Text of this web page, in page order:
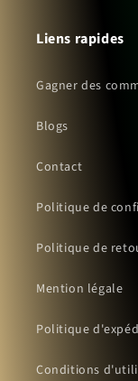
Liens rapides
Gagner des
Blogs
Contact
Politique de
Politique de
Mention légale
Politique
Conditions